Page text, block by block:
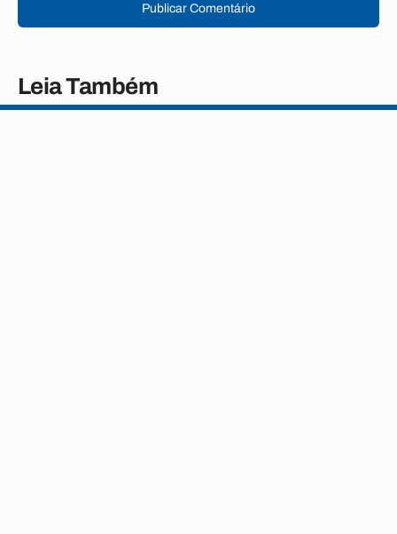
Publicar Comentário
Leia Também